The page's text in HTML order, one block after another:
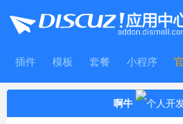
插件 模板 套餐 小程序
啊牛